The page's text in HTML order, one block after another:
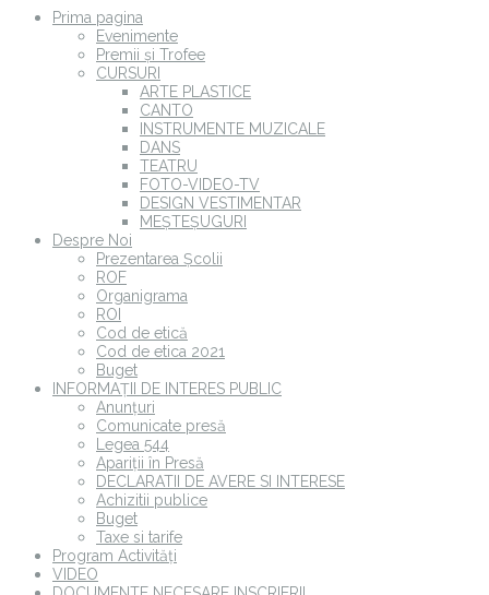
Prima pagina
Evenimente
Premii și Trofee
CURSURI
ARTE PLASTICE
CANTO
INSTRUMENTE MUZICALE
DANS
TEATRU
FOTO-VIDEO-TV
DESIGN VESTIMENTAR
MEȘTEȘUGURI
Despre Noi
Prezentarea Școlii
ROF
Organigrama
ROI
Cod de etică
Cod de etica 2021
Buget
INFORMAȚII DE INTERES PUBLIC
Anunțuri
Comunicate presă
Legea 544
Apariții în Presă
DECLARATII DE AVERE SI INTERESE
Achizitii publice
Buget
Taxe si tarife
Program Activități
VIDEO